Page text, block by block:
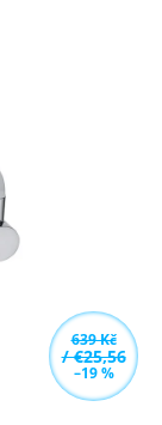
639 Kč
/ €25,56
–19 %